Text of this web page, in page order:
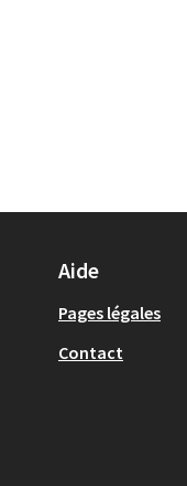
Aide
Pages légales
Contact